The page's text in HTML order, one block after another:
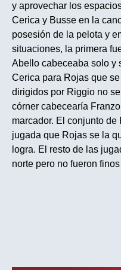
y aprovechar los
Cerica y Busse en la
posesión de la pelota y
situaciones, la primera
Abello cabeceaba solo y
Cerica para Rojas que
dirigidos por Riggio no
córner cabecearía
marcador. El conjunto
jugada que Rojas se la
logra. El resto de las
norte pero no fueron